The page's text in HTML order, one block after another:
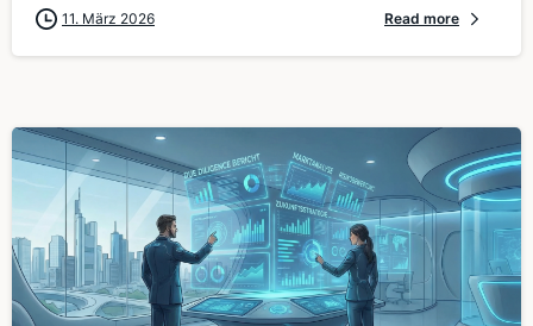
11. März 2026 Read more